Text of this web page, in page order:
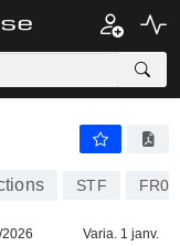
STF
Varia. 1 janv.